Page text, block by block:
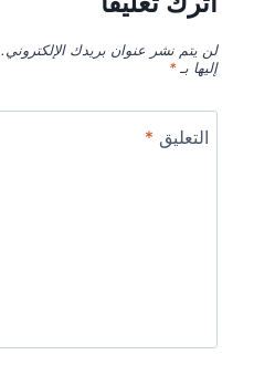
لن يتم نشر عنوان بريدك الإلكتروني.
إليها بـ*
التعليق *